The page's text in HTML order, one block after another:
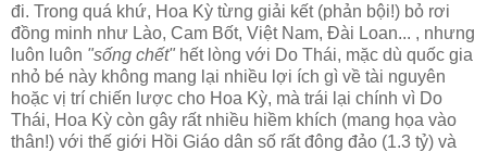
đi. Trong quá khứ, Hoa Kỳ từng giải kết (phản bội!) bỏ rơi
đồng minh như Lào, Cam Bốt, Việt Nam, Đài Loan... , nhưng
luôn luôn "sống chết" hết lòng với Do Thái, mặc dù quốc gia
nhỏ bé này không mang lại nhiều lợi ích gì về tài nguyên
hoặc vị trí chiến lược cho Hoa Kỳ, mà trái lại chính vì Do
Thái, Hoa Kỳ còn gây rất nhiều hiềm khích (mang họa vào
thân!) với thế giới Hồi Giáo dân số rất đông đảo (1.3 tỷ) và